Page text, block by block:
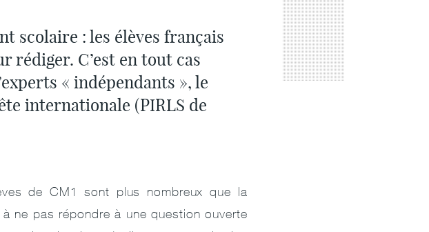
scolaire : les élèves français
C’est en tout cas
« indépendants », le
internationale (PIRLS de
de CM1 sont plus nombreux que la
à ne pas répondre à une question ouverte